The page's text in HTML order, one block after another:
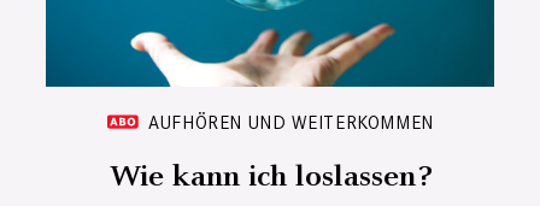
AUFHÖREN UND WEITERKOMMEN
Wie kann ich loslassen?